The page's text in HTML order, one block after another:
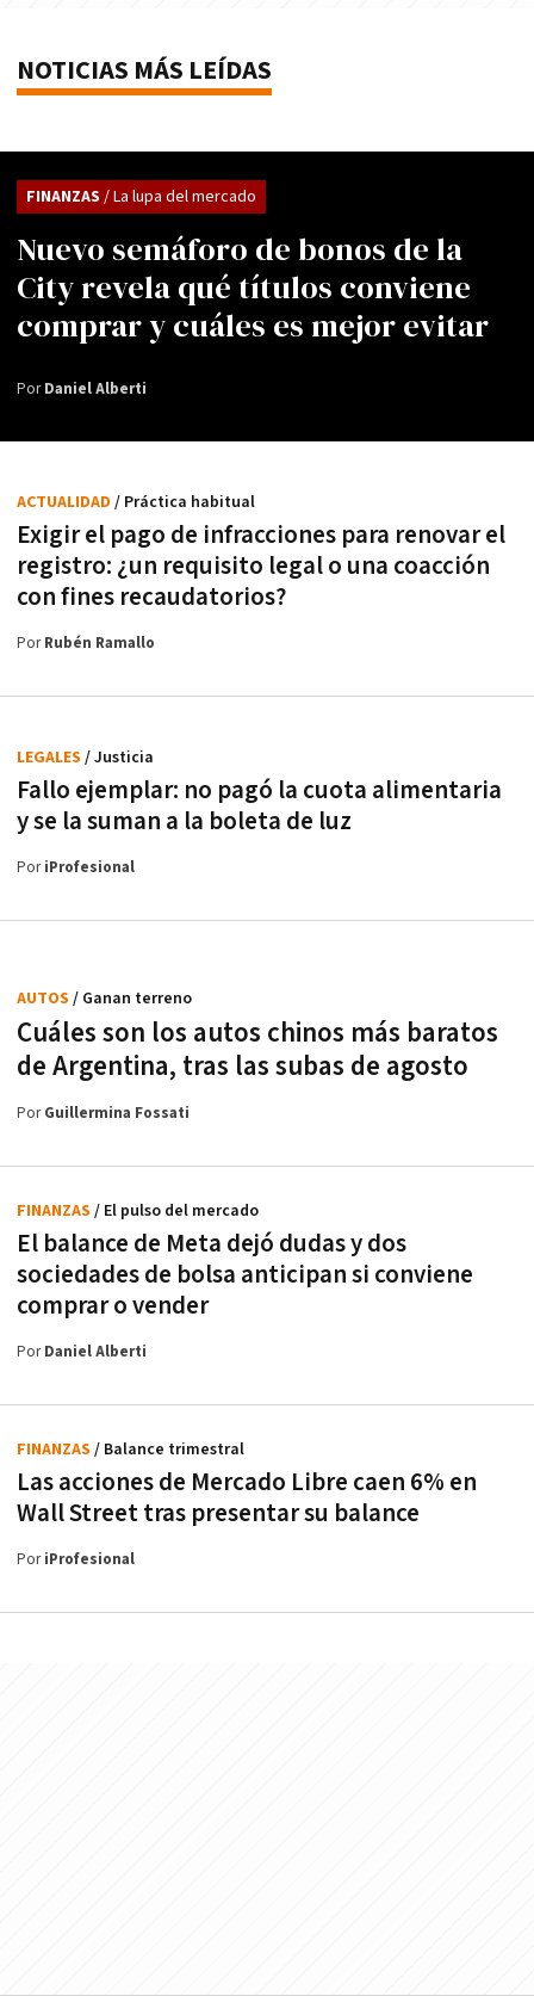
NOTICIAS MÁS LEÍDAS
Nuevo semáforo de bonos de la
City revela qué títulos conviene
comprar y cuáles es mejor evitar
FINANZAS / La lupa del mercado
PorDaniel Alberti
Exigir el pago de infracciones para renovar el
registro: ¿un requisito legal o una coacción
con fines recaudatorios?
ACTUALIDAD / Práctica habitual
PorRubén Ramallo
Fallo ejemplar: no pagó la cuota alimentaria
y se la suman a la boleta de luz
LEGALES / Justicia
PoriProfesional
Cuáles son los autos chinos más baratos
de Argentina, tras las subas de agosto
AUTOS / Ganan terreno
PorGuillermina Fossati
El balance de Meta dejó dudas y dos
sociedades de bolsa anticipan si conviene
comprar o vender
FINANZAS / El pulso del mercado
PorDaniel Alberti
Las acciones de Mercado Libre caen 6% en
Wall Street tras presentar su balance
FINANZAS / Balance trimestral
PoriProfesional